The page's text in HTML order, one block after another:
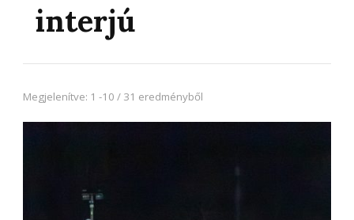
interjú
Megjelenítve: 1 -10 / 31 eredményből